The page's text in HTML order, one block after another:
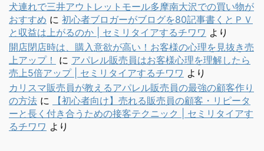
犬連れで三井アウトレットモール多摩南大沢での買い物が
おすすめ に 初心者ブロガーがブログを80記事書くとＰＶ
と収益は上がるのか | セミリタイアするチワワ より
開店閉店時は、購入意欲が高い！お客様の心理を見抜き売
上アップ！
に アパレル販売員はお客様心理を理解したら
売上5倍アップ | セミリタイアするチワワ より
カリスマ販売員が教えるアパレル販売員の最強の顧客作り
の方法 に
【初心者向け】売れる販売員の顧客・リピータ
ーと長く付き合うための接客テクニック | セミリタイアす
るチワワ より